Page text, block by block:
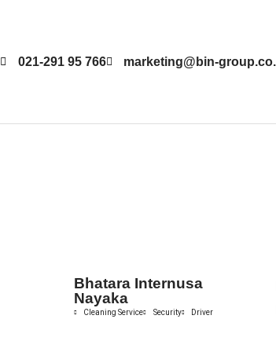
to
021-291 95 766 marketing@bin-
Bhatara Internusa
Nayaka
Cleaning Service Security Driver